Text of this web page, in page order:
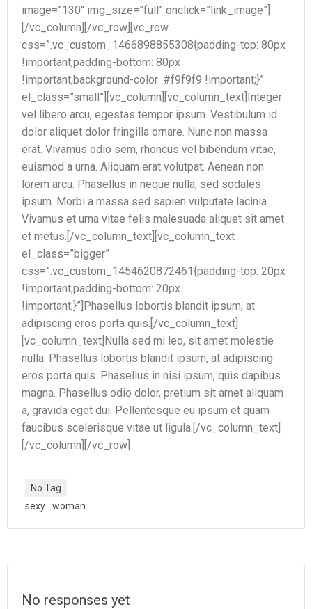
image=”130″ img_size=”full” onclick=”link_image”]
[/vc_column][/vc_row][vc_row
css=”.vc_custom_1466898855308{padding-top: 80px
!important;padding-bottom: 80px
!important;background-color: #f9f9f9 !important;}”
el_class=”small”][vc_column][vc_column_text]Integer
vel libero arcu, egestas tempor ipsum. Vestibulum id
dolor aliquet dolor fringilla ornare. Nunc non massa
erat. Vivamus odio sem, rhoncus vel bibendum vitae,
euismod a urna. Aliquam erat volutpat. Aenean non
lorem arcu. Phasellus in neque nulla, sed sodales
ipsum. Morbi a massa sed sapien vulputate lacinia.
Vivamus et urna vitae felis malesuada aliquet sit amet
et metus.[/vc_column_text][vc_column_text
el_class=”bigger”
css=”.vc_custom_1454620872461{padding-top: 20px
!important;padding-bottom: 20px
!important;}”]Phasellus lobortis blandit ipsum, at
adipiscing eros porta quis.[/vc_column_text]
[vc_column_text]Nulla sed mi leo, sit amet molestie
nulla. Phasellus lobortis blandit ipsum, at adipiscing
eros porta quis. Phasellus in nisi ipsum, quis dapibus
magna. Phasellus odio dolor, pretium sit amet aliquam
a, gravida eget dui. Pellentesque eu ipsum et quam
faucibus scelerisque vitae ut ligula.[/vc_column_text]
[/vc_column][/vc_row]
No Tag
sexy
woman
No responses yet